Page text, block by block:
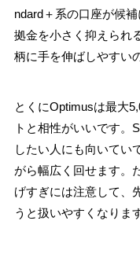
ndard＋系の口座が候
拠金を小さく抑えられ
柄に手を伸ばしやすい
とくにOptimusは最大
トと相性がいいです。
したい人にも向いてい
がら幅広く回せます。
げすぎには注意して、
うと扱いやすくなりま